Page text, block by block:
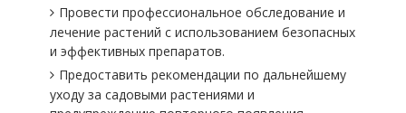
Провести профессиональное обследование и
лечение растений с использованием безопасных
и эффективных препаратов.
Предоставить рекомендации по дальнейшему
уходу за садовыми растениями и